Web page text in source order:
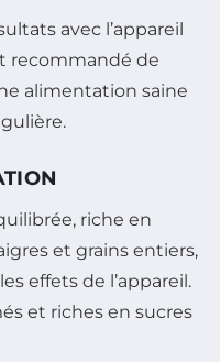
avec l’appareil
recommandé de
alimentation saine
riche en
et grains entiers,
effets de l’appareil.
et riches en sucres